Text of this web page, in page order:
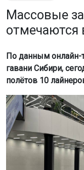
Массовые
отмечаются
По данным онлайн-
гавани Сибири,
полётов 10